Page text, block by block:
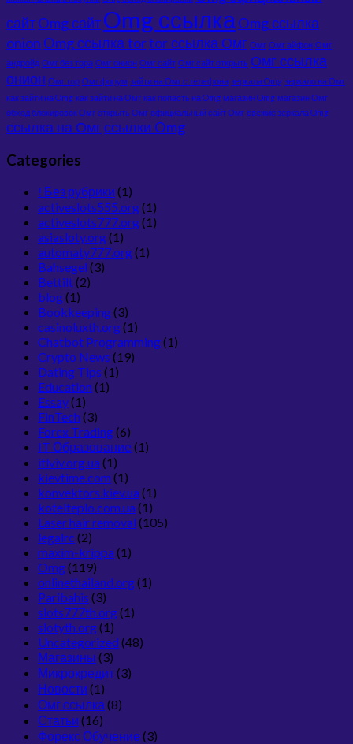
сайтOmg сайтOmg ссылкаOmg ссылка
onion Omg ссылка tortor ссылка Омг Омг Омг айфон Омг
андройд Омг без тора Омг онион Омг сайт Омг сайт открыть Омг ссылка
онион Омг тор Омг форум зайти на Омг с телефона зеркала Omg зеркало на Омг
как зайти на Omg как зайти на Омг как попасть на Omg магазин Omg магазин Омг
обход блокировок Омг открыть Омг официальный сайт Омг свежие зеркала Omg
ссылка на Омгссылки Omg
Categories
! Без рубрики (1)
activeslots555.org(1)
activeslots777.org(1)
asiasloty.org(1)
automaty777.org(1)
Bahsegel (3)
Bettilt(2)
blog(1)
Bookkeeping(3)
casinoluxth.org(1)
Chatbot Programming(1)
Crypto News (19)
Dating Tips (1)
Education (1)
Essay(1)
FinTech (3)
Forex Trading(6)
IT Образование (1)
itlviv.org.ua (1)
kievtime.com (1)
konvektors.kiev.ua (1)
kotelteplo.com.ua (1)
Laser hair removal (105)
legalrc (2)
maxim-krippa (1)
Omg(119)
onlinethailand.org(1)
Paribahis (3)
slots777th.org(1)
slotyth.org(1)
Uncategorized (48)
Магазины (3)
Микрокредит(3)
Новости (1)
Омг ссылка (8)
Статьи (16)
Форекс Обучение (3)